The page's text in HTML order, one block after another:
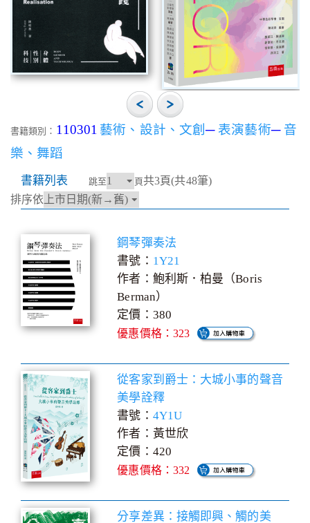
書籍類別： 110301 藝術、設計、文創─ 表演藝術─ 音
樂、舞蹈
書籍列表 跳至 頁共3頁(共48筆)
排序依
鋼琴彈奏法
書號： 1Y21
作者：鮑利斯．柏曼（Boris
Berman）
定價：380
優惠價格：323
從客家到爵士：大城小事的聲音
美學詮釋
書號： 4Y1U
作者：黃世欣
定價：420
優惠價格：332
分享差異：接觸即興、觸的美